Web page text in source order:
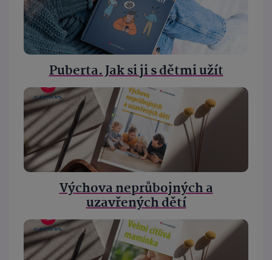
Puberta. Jak si ji s dětmi užít
Výchova neprůbojných a
uzavřených dětí